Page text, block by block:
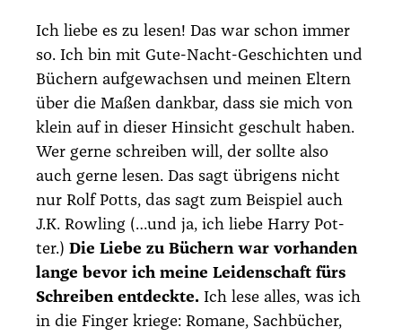
Ich lie­be es zu lesen! Das war schon immer
so. Ich bin mit Gute-Nacht-Geschich­ten und
Büchern auf­ge­wach­sen und mei­nen Eltern
über die Maßen dank­bar, dass sie mich von
klein auf in die­ser Hin­sicht geschult haben.
Wer ger­ne schrei­ben will, der soll­te also
auch ger­ne lesen. Das sagt übri­gens nicht
nur Rolf Potts, das sagt zum Bei­spiel auch
J.K. Row­ling (…und ja, ich lie­be Har­ry Pot­
ter.) Die Lie­be zu Büchern war vor­han­den
lan­ge bevor ich mei­ne Lei­den­schaft fürs
Schrei­ben ent­deck­te. Ich lese alles, was ich
in die Fin­ger krie­ge: Roma­ne, Sach­bü­cher,